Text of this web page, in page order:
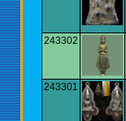
243302
243301